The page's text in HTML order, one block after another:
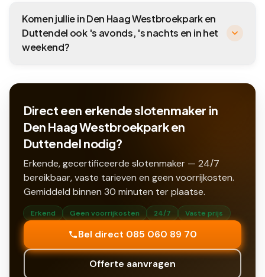
Komen jullie in Den Haag Westbroekpark en
Duttendel ook 's avonds, 's nachts en in het
weekend?
Direct een erkende slotenmaker in
Den Haag Westbroekpark en
Duttendel nodig?
Erkende, gecertificeerde slotenmaker — 24/7
bereikbaar, vaste tarieven en geen voorrijkosten.
Gemiddeld binnen 30 minuten ter plaatse.
Erkend Geen voorrijkosten 24/7 Vaste prijs
Bel direct 085 060 89 70
Offerte aanvragen